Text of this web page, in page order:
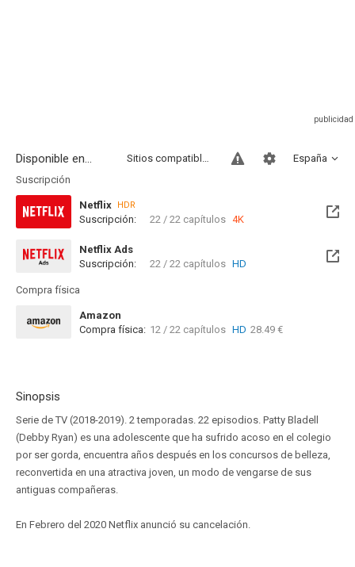
Disponible en... España
Sitios compatibles
Suscripción
Netflix HDR
Suscripción: 22 / 22 capítulos 4K
Netflix Ads
Suscripción:
22 / 22 capítulos HD
Compra física
Amazon
Compra física: 12 / 22 capítulos HD 28.49 €
Sinopsis
Serie de TV (2018-2019). 2 temporadas. 22 episodios. Patty Bladell
(Debby Ryan) es una adolescente que ha sufrido acoso en el colegio
por ser gorda, encuentra años después en los concursos de belleza,
reconvertida en una atractiva joven, un modo de vengarse de sus
antiguas compañeras.
En Febrero del 2020 Netflix anunció su cancelación.